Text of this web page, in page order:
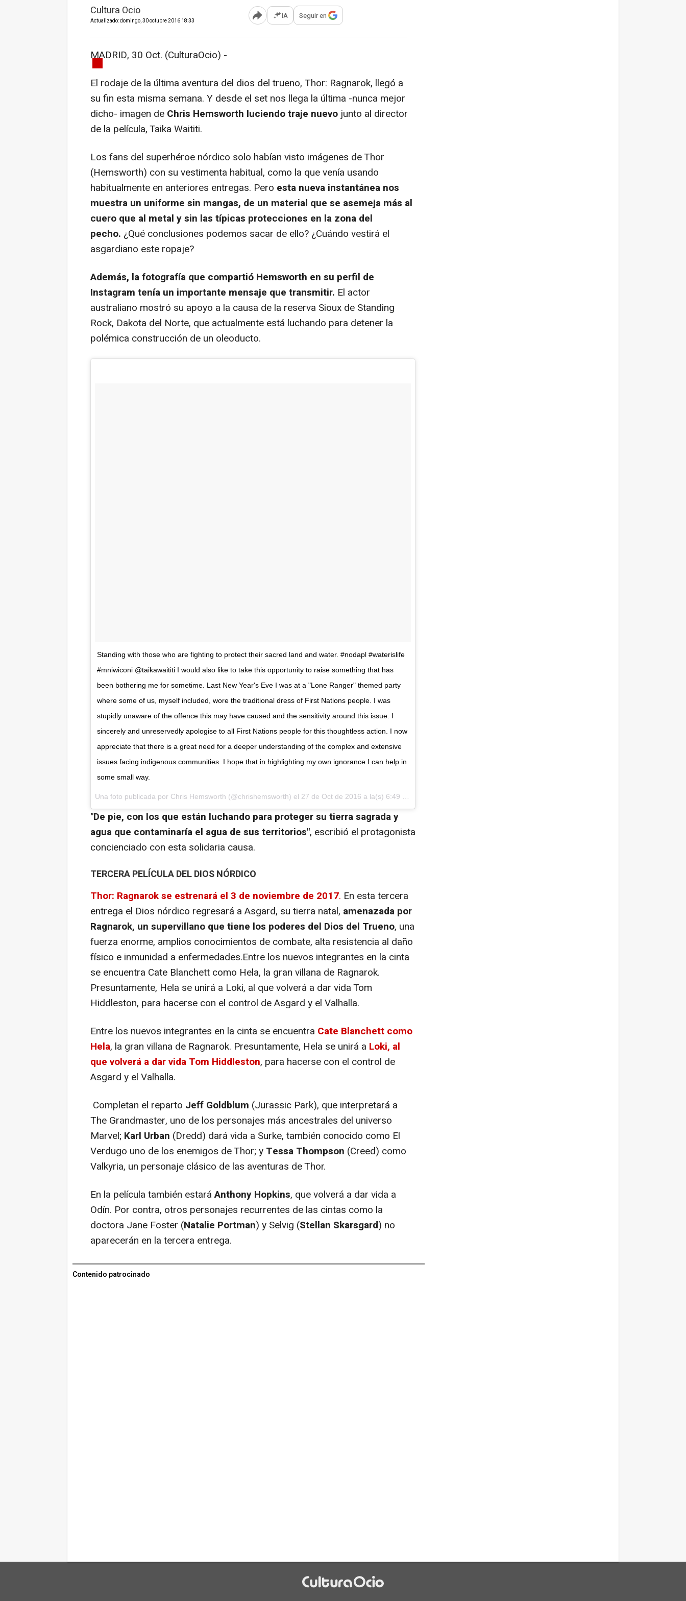
Cultura Ocio
Actualizado: domingo, 30 octubre 2016 18:33 Abrir opciones para compartir
IA Seguir en
MADRID, 30 Oct. (CulturaOcio) -
El rodaje de la última aventura del dios del trueno, Thor: Ragnarok, llegó a
su fin esta misma semana. Y desde el set nos llega la última -nunca mejor
dicho- imagen de Chris Hemsworth luciendo traje nuevo junto al director
de la película, Taika Waititi.
Los fans del superhéroe nórdico solo habían visto imágenes de Thor
(Hemsworth) con su vestimenta habitual, como la que venía usando
habitualmente en anteriores entregas. Pero esta nueva instantánea nos
muestra un uniforme sin mangas, de un material que se asemeja más al
cuero que al metal y sin las típicas protecciones en la zona del
pecho. ¿Qué conclusiones podemos sacar de ello? ¿Cuándo vestirá el
asgardiano este ropaje?
Además, la fotografía que compartió Hemsworth en su perfil de
Instagram tenía un importante mensaje que transmitir. El actor
australiano mostró su apoyo a la causa de la reserva Sioux de Standing
Rock, Dakota del Norte, que actualmente está luchando para detener la
polémica construcción de un oleoducto.
Standing with those who are fighting to protect their sacred land and water. #nodapl #waterislife
#mniwiconi @taikawaititi I would also like to take this opportunity to raise something that has
been bothering me for sometime. Last New Year's Eve I was at a "Lone Ranger" themed party
where some of us, myself included, wore the traditional dress of First Nations people. I was
stupidly unaware of the offence this may have caused and the sensitivity around this issue. I
sincerely and unreservedly apologise to all First Nations people for this thoughtless action. I now
appreciate that there is a great need for a deeper understanding of the complex and extensive
issues facing indigenous communities. I hope that in highlighting my own ignorance I can help in
some small way.
Una foto publicada por Chris Hemsworth (@chrishemsworth) el 27 de Oct de 2016 a la(s) 6:49 PDT
"De pie, con los que están luchando para proteger su tierra sagrada y
agua que contaminaría el agua de sus territorios", escribió el protagonista
concienciado con esta solidaria causa.
TERCERA PELÍCULA DEL DIOS NÓRDICO
Thor: Ragnarokse estrenará el 3 de noviembre de 2017. En esta tercera
entrega el Dios nórdico regresará a Asgard, su tierra natal, amenazada por
Ragnarok, un supervillano que tiene los poderes del Dios del Trueno, una
fuerza enorme, amplios conocimientos de combate, alta resistencia al daño
físico e inmunidad a enfermedades.Entre los nuevos integrantes en la cinta
se encuentra Cate Blanchett como Hela, la gran villana de Ragnarok.
Presuntamente, Hela se unirá a Loki, al que volverá a dar vida Tom
Hiddleston, para hacerse con el control de Asgard y el Valhalla.
Entre los nuevos integrantes en la cinta se encuentra Cate Blanchett como
Hela, la gran villana de Ragnarok. Presuntamente, Hela se unirá a Loki, al
que volverá a dar vida Tom Hiddleston, para hacerse con el control de
Asgard y el Valhalla.
Completan el reparto Jeff Goldblum (Jurassic Park), que interpretará a
The Grandmaster, uno de los personajes más ancestrales del universo
Marvel; Karl Urban (Dredd) dará vida a Surke, también conocido como El
Verdugo uno de los enemigos de Thor; y Tessa Thompson (Creed) como
Valkyria, un personaje clásico de las aventuras de Thor.
En la película también estaráAnthony Hopkins, que volverá a dar vida a
Odín. Por contra, otros personajes recurrentes de las cintas como la
doctora Jane Foster (Natalie Portman) y Selvig (Stellan Skarsgard) no
aparecerán en la tercera entrega.
Contenido patrocinado